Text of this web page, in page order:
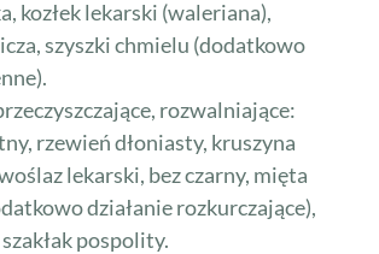
kozłek lekarski (waleriana),
szyszki chmielu (dodatkowo
rozwalniające:
rzewień dłoniasty, kruszyna
lekarski, bez czarny, mięta
działanie rozkurczające),
pospolity.